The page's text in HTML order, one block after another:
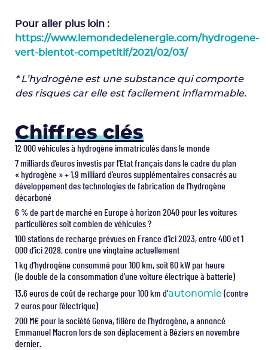
Pour aller plus loin :
https://www.lemondedelenergie.com/hydrogene-
vert-bientot-competitif/2021/02/03/
*L’hydrogène est une substance qui comporte
des risques car elle est facilement inflammable.
Chiffres clés
12 000 véhicules à hydrogène immatriculés dans le monde
7 milliards d’euros investis par l’Etat français dans le cadre du plan
« hydrogène » + 1,9 milliard d’euros supplémentaires consacrés au
développement des technologies de fabrication de l’hydrogène
décarboné
6 % de part de marché en Europe à horizon 2040 pour les voitures
particulières soit combien de véhicules ?
100 stations de recharge prévues en France d’ici 2023, entre 400 et 1
000 d’ici 2028, contre une vingtaine actuellement
1 kg d’hydrogène consommé pour 100 km, soit 60 kW par heure
(le double de la consommation d’une voiture électrique à batterie)
13,6 euros de coût de recharge pour 100 km d’autonomie(contre
2 euros pour l’électrique)
200 M€ pour la société Genva, filière de l’hydrogène, a annoncé
Emmanuel Macron lors de son déplacement à Béziers en novembre
dernier.